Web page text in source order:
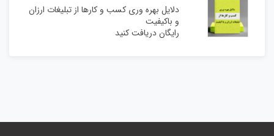
دلایل بهره وری کسب و کارها از تبلیغات ارزان
و باکیفیت
رایگان دریافت کنید